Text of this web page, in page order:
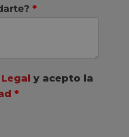
*
y acepto la
*